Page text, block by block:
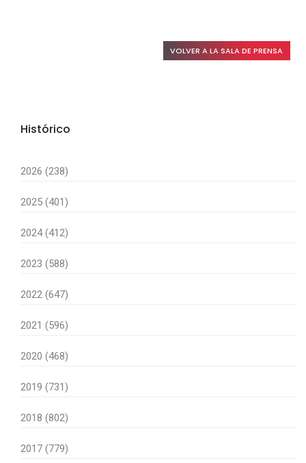
VOLVER A LA SALA DE PRENSA
Histórico
2026 (238)
2025 (401)
2024 (412)
2023 (588)
2022 (647)
2021 (596)
2020 (468)
2019 (731)
2018 (802)
2017 (779)